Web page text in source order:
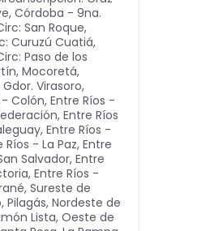
, Córdoba - 9na.
San Roque,
Curuzú Cuatiá,
Paso de los
Mocoretá,
Virasoro,
- Colón, Entre Ríos -
, Entre Ríos
, Entre Ríos -
Ríos - La Paz, Entre
Salvador, Entre
, Entre Ríos -
Sureste de
Nordeste de
Lista, Oeste de